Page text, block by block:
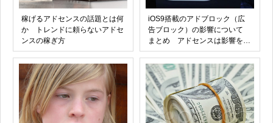
稼げるアドセンスの話題とは何
か トレンドに頼らないアドセ
ンスの稼ぎ方
iOS9搭載のアドブロック（広
告ブロック）の影響について
まとめ アドセンスは影響をう
けるのか？